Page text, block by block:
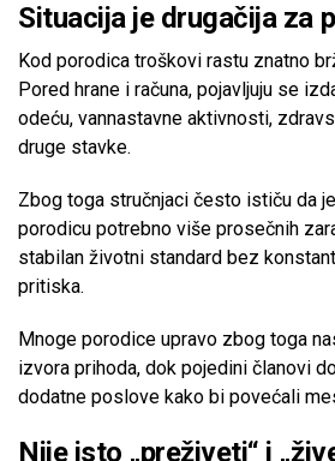
Situacija je drugačija za
Kod porodica troškovi rastu znatno
Pored hrane i računa, pojavljuju se
odeću, vannastavne aktivnosti,
druge stavke.
Zbog toga stručnjaci često ističu da
porodicu potrebno više prosečnih
stabilan životni standard bez
pritiska.
Mnoge porodice upravo zbog toga
izvora prihoda, dok pojedini članovi
dodatne poslove kako bi povećali
Nije isto „preživeti“ i